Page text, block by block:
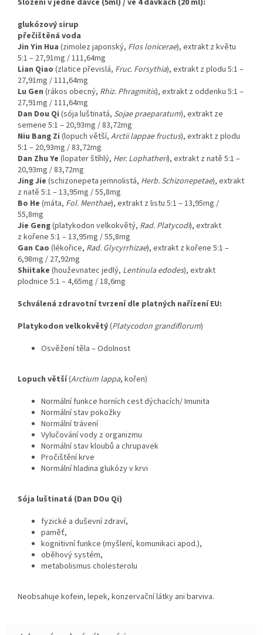
Složení v jedné dávce (5ml) / ve 4 dávkách (20 ml):
glukózový sirup
přečištěná voda
Jin Yin Hua (zimolez japonský, Flos lonicerae), extrakt z květu
5:1 – 27,91mg / 111,64mg
Lian Qiao (zlatice převislá, Fruc. Forsythia), extrakt z plodu 5:1 –
27,91mg / 111,64mg
Lu Gen (rákos obecný, Rhiz. Phragmitis), extrakt z oddenku 5:1 –
27,91mg / 111,64mg
Dan Dou Qi (sója luštinatá, Sojae praeparatum), extrakt ze
semene 5:1 – 20,93mg / 83,72mg
Niu Bang Zi (lopuch větší, Arctii lappae fructus), extrakt z plodu
5:1 – 20,93mg / 83,72mg
Dan Zhu Ye (lopater štíhlý, Her. Lophatheri), extrakt z natě 5:1 –
20,93mg / 83,72mg
Jing Jie (schizonepeta jemnolistá, Herb. Schizonepetae), extrakt
z natě 5:1 – 13,95mg / 55,8mg
Bo He (máta, Fol. Menthae), extrakt z listu 5:1 – 13,95mg /
55,8mg
Jie Geng(platykodon velkokvětý, Rad. Platycodi), extrakt
z kořene 5:1 – 13,95mg / 55,8mg
Gan Cao (lékořice, Rad. Glycyrrhizae), extrakt z kořene 5:1 –
6,98mg / 27,92mg
Shiitake (houževnatec jedlý, Lentinula edodes), extrakt
plodnice 5:1 – 4,65mg / 18,6mg
Schválená zdravotní tvrzení dle platných nařízení EU:
Platykodon velkokvětý(Platycodon grandiflorum)
Osvěžení těla – Odolnost
Lopuch větší(Arctium lappa, kořen)
Normální funkce horních cest dýchacích/ Imunita
Normální stav pokožky
Normální trávení
Vylučování vody z organizmu
Normální stav kloubů a chrupavek
Pročištění krve
Normální hladina glukózy v krvi
Sója luštinatá (Dan DOu Qi)
fyzické a duševní zdraví,
paměť,
kognitivní funkce (myšlení, komunikaci apod.),
oběhový systém,
metabolismus cholesterolu
Neobsahuje kofein, lepek, konzervační látky ani barviva.